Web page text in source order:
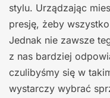
stylu. Urządzając
presję, żeby
Jednak nie zawsze
z nas bardziej
czulibyśmy się w
wystarczy wybrać